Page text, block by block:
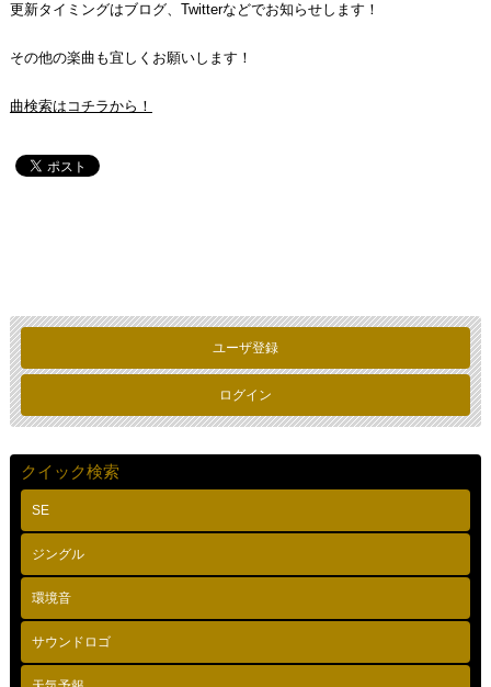
更新タイミングはブログ、Twitterなどでお知らせします！
その他の楽曲も宜しくお願いします！
曲検索はコチラから！
ユーザ登録
ログイン
クイック検索
SE
ジングル
環境音
サウンドロゴ